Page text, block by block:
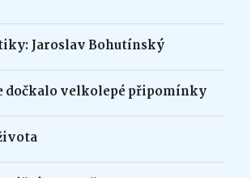
Jaroslav Bohutínský
dočkalo velkolepé připomínky